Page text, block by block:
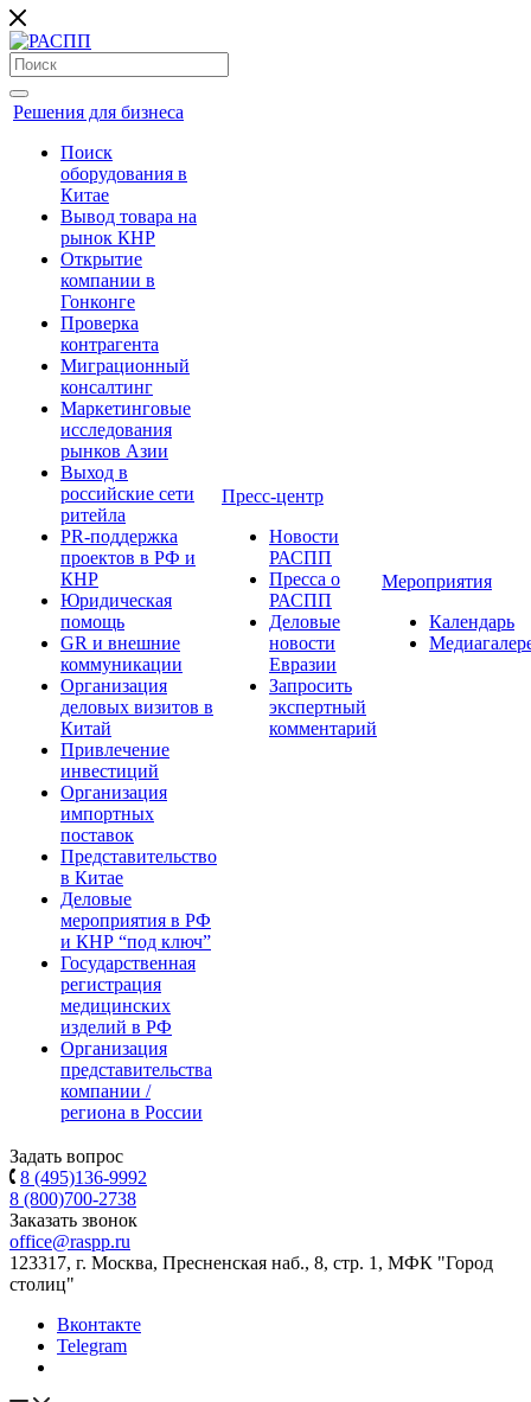
Решения для бизнеса
Поиск
оборудования в
Китае
Вывод товара на
рынок КНР
Открытие
компании в
Гонконге
Проверка
контрагента
Миграционный
консалтинг
Маркетинговые
исследования
рынков Азии
Выход в
российские сети
ритейла
PR-поддержка
проектов в РФ и
КНР
Юридическая
помощь
GR и внешние
коммуникации
Организация
деловых визитов в
Китай
Привлечение
инвестиций
Организация
импортных
поставок
Представительство
в Китае
Деловые
мероприятия в РФ
и КНР “под ключ”
Государственная
регистрация
медицинских
изделий в РФ
Организация
представительства
компании /
региона в России
Пресс-центр
Новости
РАСПП
Пресса о
РАСПП
Деловые
новости
Евразии
Запросить
экспертный
комментарий
Мероприятия
Календарь
Задать вопрос
8 (495)136-9992
8 (800)700-2738
Заказать звонок
office@raspp.ru
123317, г. Москва, Пресненская наб., 8, стр. 1, МФК "Город
столиц"
Вконтакте
Telegram